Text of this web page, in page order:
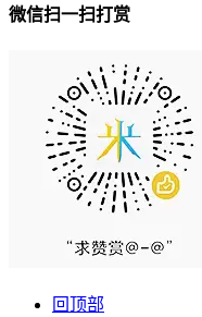
微信扫一扫打赏
回顶部